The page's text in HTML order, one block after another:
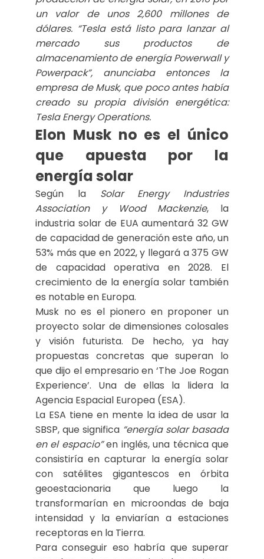
un valor de unos 2,600 millones de
dólares. “Tesla está listo para lanzar al
mercado sus productos de
almacenamiento de energía Powerwall y
Powerpack”, anunciaba entonces la
empresa de Musk, que poco antes había
creado su propia división energética:
Tesla Energy Operations.
Elon Musk no es el único
que apuesta por la
energía solar
Según la Solar Energy Industries
Association y Wood Mackenzie, la
industria solar de EUA aumentará 32 GW
de capacidad de generación este año, un
53% más que en 2022, y llegará a 375 GW
de capacidad operativa en 2028. El
crecimiento de la energía solar también
es notable en Europa.
Musk no es el pionero en proponer un
proyecto solar de dimensiones colosales
y visión futurista. De hecho, ya hay
propuestas concretas que superan lo
que dijo el empresario en ‘The Joe Rogan
Experience’. Una de ellas la lidera la
Agencia Espacial Europea (ESA).
La ESA tiene en mente la idea de usar la
SBSP, que significa “energía solar basada
en el espacio”en inglés, una técnica que
consistiría en capturar la energía solar
con satélites gigantescos en órbita
geoestacionaria que luego la
transformarían en microondas de baja
intensidad y la enviarían a estaciones
receptoras en la Tierra.
Para conseguir eso habría que superar